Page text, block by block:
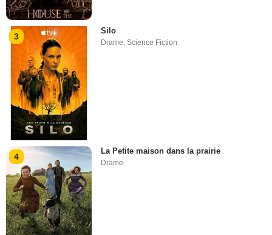
3
Silo
Drame,Science Fiction
4
La Petite maison dans la prairie
Drame